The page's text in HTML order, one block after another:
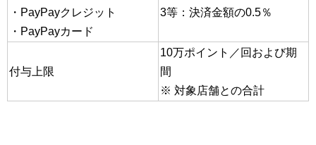
・PayPayクレジット
・PayPayカード
3等：決済金額の0.5％
付与上限
10万ポイント／回および期
間
※ 対象店舗との合計